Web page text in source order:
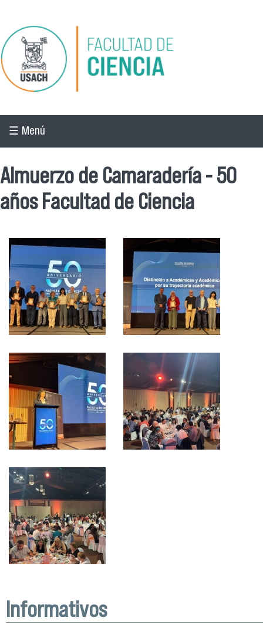
Pasar al contenido principal
☰ Menú
Almuerzo de Camaradería - 50
años Facultad de Ciencia
Informativos